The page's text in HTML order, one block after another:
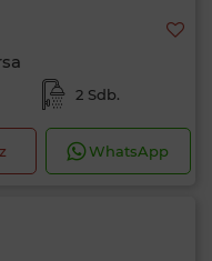
2 Sdb.
WhatsApp